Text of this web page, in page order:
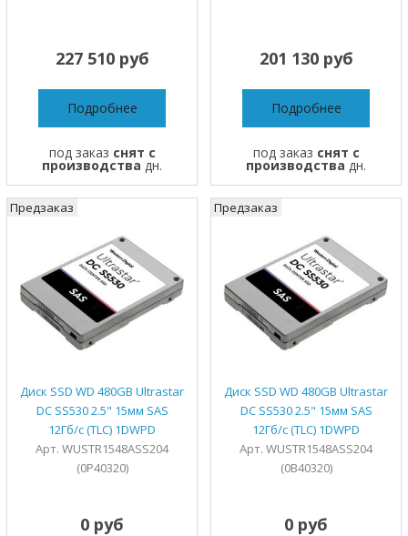
227 510 руб
Подробнее
под заказ снят с
производства дн.
201 130 руб
Подробнее
под заказ снят с
производства дн.
Диск SSD WD 480GB Ultrastar
DC SS530 2.5" 15мм SAS
12Гб/с (TLC) 1DWPD
Арт. WUSTR1548ASS204
(0P40320)
Предзаказ
0 руб
Диск SSD WD 480GB Ultrastar
DC SS530 2.5" 15мм SAS
12Гб/с (TLC) 1DWPD
Арт. WUSTR1548ASS204
(0B40320)
Предзаказ
0 руб